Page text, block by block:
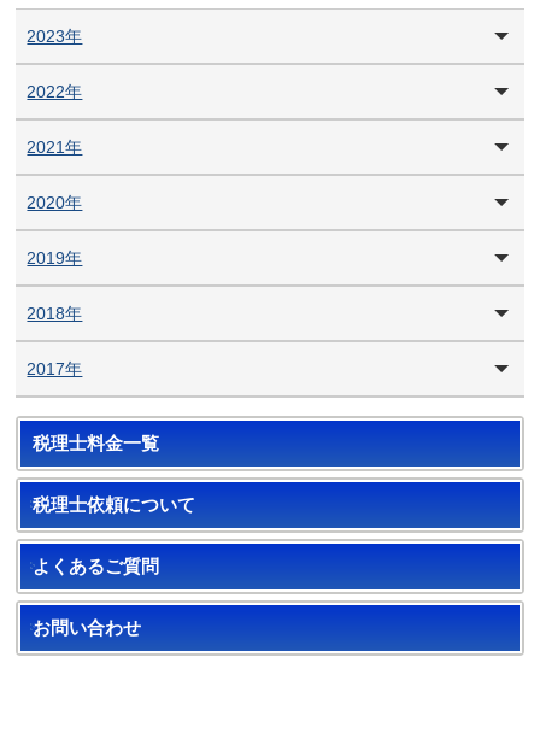
2023年
2022年
2021年
2020年
2019年
2018年
2017年
税理士料金一覧
税理士依頼について
よくあるご質問
お問い合わせ